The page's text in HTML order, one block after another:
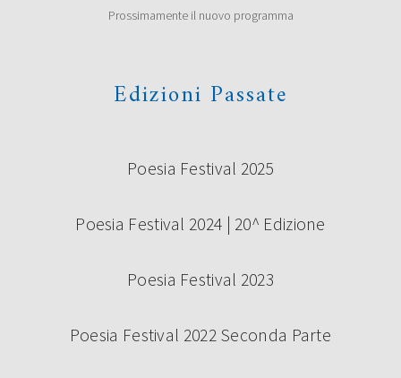
Prossimamente il nuovo programma
Edizioni Passate
Poesia Festival 2025
Poesia Festival 2024 | 20^ Edizione
Poesia Festival 2023
Poesia Festival 2022 Seconda Parte